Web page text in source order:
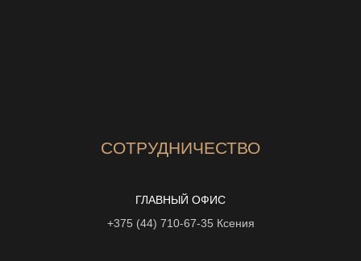
СОТРУДНИЧЕСТВО
ГЛАВНЫЙ ОФИС
+375 (44) 710-67-35 Ксения